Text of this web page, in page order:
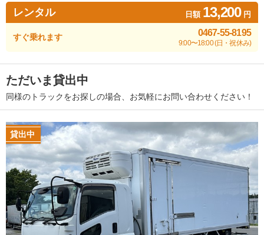
レンタル 日額 13,200円
すぐ乗れます 0467-55-8195
9:00〜18:00 (日・祝休み)
ただいま貸出中
同様のトラックをお探しの場合、お気軽にお問い合わせください！
貸出中